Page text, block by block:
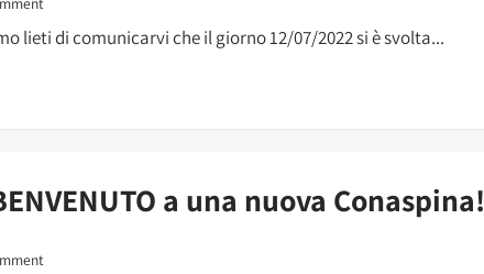
lieti di comunicarvi che il giorno 12/07/2022 si è svolta...
a una nuova Conaspina!